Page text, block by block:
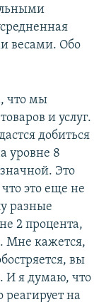
весами. Обо
что мы
и услуг.
добиться
уровне 8
Это
это еще не
разные
2 процента,
Мне кажется,
вы
И я думаю, что
реагирует на